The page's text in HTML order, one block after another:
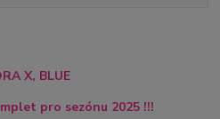
X, BLUE
pro sezónu 2025 !!!